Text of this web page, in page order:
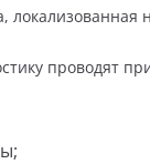
проводят